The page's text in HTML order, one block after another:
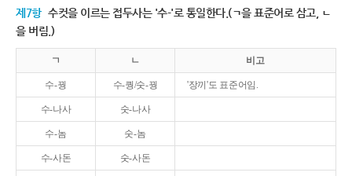
제7항 수컷을 이르는 접두사는 '수-'로 통일한다.(ㄱ을 표준어로 삼고, ㄴ
을 버림.)
ㄱ ㄴ 비고
수-꿩 수-퀑/숫-꿩 '장끼'도 표준어임.
수-나사 숫-나사
수-놈 숫-놈
수-사돈 숫-사돈